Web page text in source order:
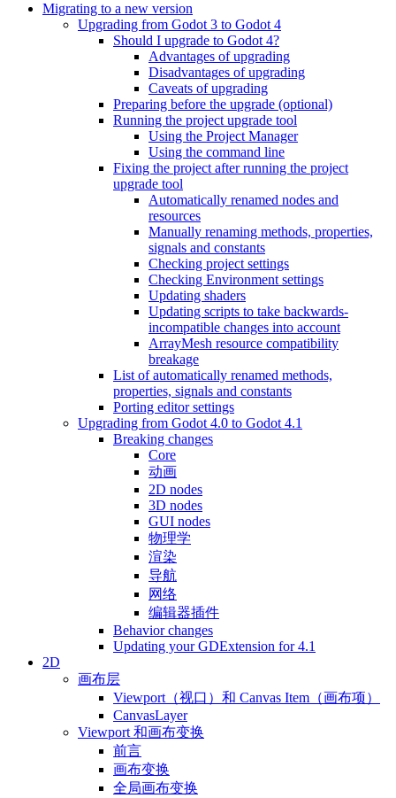
Migrating to a new version
Upgrading from Godot 3 to Godot 4
Should I upgrade to Godot 4?
Advantages of upgrading
Disadvantages of upgrading
Caveats of upgrading
Preparing before the upgrade (optional)
Running the project upgrade tool
Using the Project Manager
Using the command line
Fixing the project after running the project
upgrade tool
Automatically renamed nodes and
resources
Manually renaming methods, properties,
signals and constants
Checking project settings
Checking Environment settings
Updating shaders
Updating scripts to take backwards-
incompatible changes into account
ArrayMesh resource compatibility
breakage
List of automatically renamed methods,
properties, signals and constants
Porting editor settings
Upgrading from Godot 4.0 to Godot 4.1
Breaking changes
Core
动画
2D nodes
3D nodes
GUI nodes
物理学
渲染
导航
网络
编辑器插件
Behavior changes
Updating your GDExtension for 4.1
2D
画布层
Viewport（视口）和 Canvas Item（画布项）
CanvasLayer
Viewport 和画布变换
前言
画布变换
全局画布变换